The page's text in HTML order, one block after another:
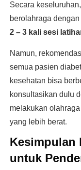
Secara
berolahraga dengan
2 – 3 kali sesi
Namun,
semua pasien
kesehatan bisa
konsultasikan dulu
melakukan
yang lebih berat.
Kesimpulan
untuk